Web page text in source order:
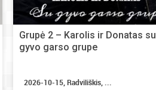
Grupė 2 – Karolis ir Donatas su
gyvo garso grupe
2026-10-15, Radviliškis, ...